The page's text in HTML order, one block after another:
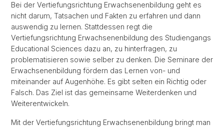
Bei der Vertiefungsrichtung Erwachsenenbildung geht es
nicht darum, Tatsachen und Fakten zu erfahren und dann
auswendig zu lernen. Stattdessen regt die
Vertiefungsrichtung Erwachsenenbildung des Studiengangs
Educational Sciences dazu an, zu hinterfragen, zu
problematisieren sowie selber zu denken. Die Seminare der
Erwachsenenbildung fördern das Lernen von- und
miteinander auf Augenhöhe. Es gibt selten ein Richtig oder
Falsch. Das Ziel ist das gemeinsame Weiterdenken und
Weiterentwickeln.
Mit der Vertiefungsrichtung Erwachsenenbildung bringt man